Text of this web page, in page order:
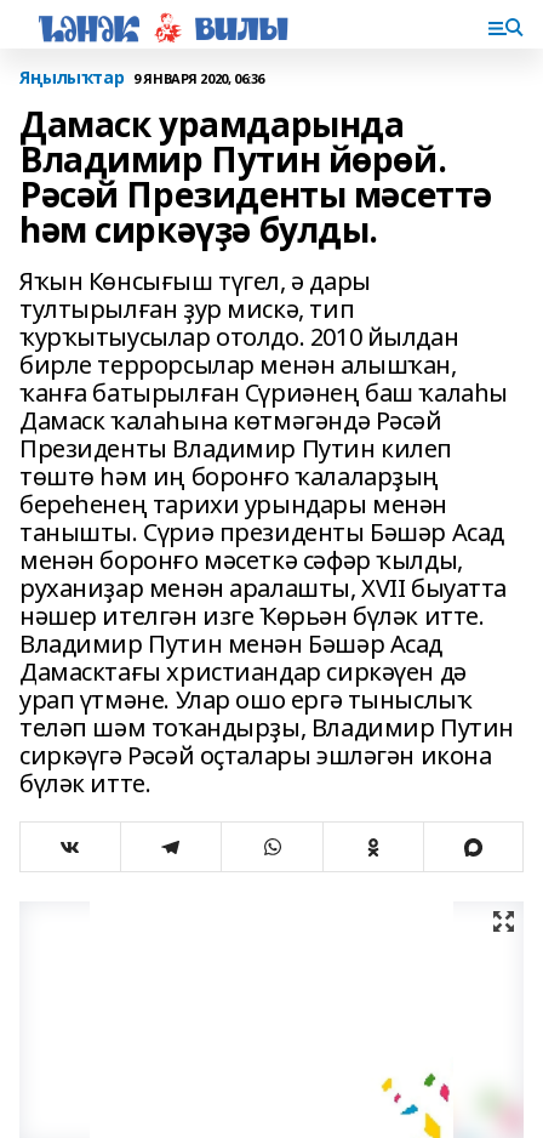
Яңылыҡтар 9 ЯНВАРЯ 2020, 06:36
Дамаск урамдарында
Владимир Путин йөрөй.
Рәсәй Президенты мәсеттә
һәм сиркәүҙә булды.
Яҡын Көнсығыш түгел, ә дары
тултырылған ҙур мискә, тип
ҡурҡытыусылар отолдо. 2010 йылдан
бирле террорсылар менән алышҡан,
ҡанға батырылған Сүриәнең баш ҡалаһы
Дамаск ҡалаһына көтмәгәндә Рәсәй
Президенты Владимир Путин килеп
төштө һәм иң боронғо ҡалаларҙың
береһенең тарихи урындары менән
танышты. Сүриә президенты Бәшәр Асад
менән боронғо мәсеткә сәфәр ҡылды,
руханиҙар менән аралашты, XVII быуатта
нәшер ителгән изге Ҡөрьән бүләк итте.
Владимир Путин менән Бәшәр Асад
Дамасктағы христиандар сиркәүен дә
урап үтмәне. Улар ошо ергә тыныслыҡ
теләп шәм тоҡандырҙы, Владимир Путин
сиркәүгә Рәсәй оҫталары эшләгән икона
бүләк итте.